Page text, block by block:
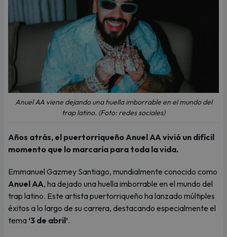
Anuel AA viene dejando una huella imborrable en el mundo del
trap latino. (Foto: redes sociales)
Años atrás, el puertorriqueño Anuel AA vivió un difícil
momento que lo marcaría para toda la vida.
Emmanuel Gazmey Santiago, mundialmente conocido como
Anuel AA, ha dejado una huella imborrable en el mundo del
trap latino. Este artista puertorriqueño ha lanzado múltiples
éxitos a lo largo de su carrera, destacando especialmente el
tema ‘3 de abril’.